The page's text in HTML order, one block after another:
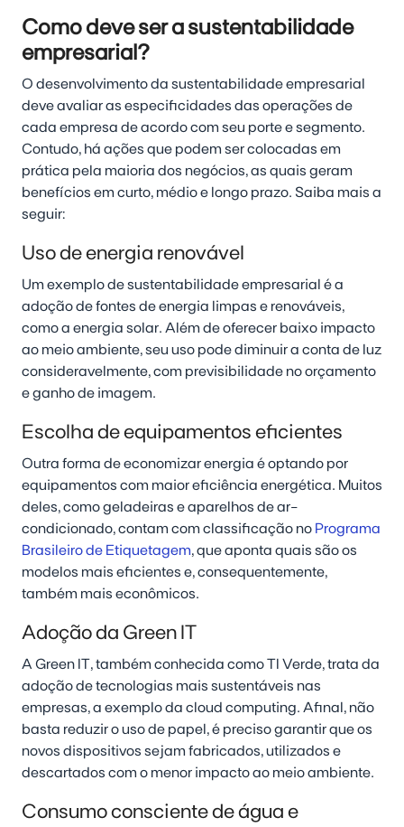
Como deve ser a sustentabilidade
empresarial?
O desenvolvimento da sustentabilidade empresarial
deve avaliar as especificidades das operações de
cada empresa de acordo com seu porte e segmento.
Contudo, há ações que podem ser colocadas em
prática pela maioria dos negócios, as quais geram
benefícios em curto, médio e longo prazo. Saiba mais a
seguir:
Uso de energia renovável
Um exemplo de sustentabilidade empresarial é a
adoção de fontes de energia limpas e renováveis,
como a energia solar. Além de oferecer baixo impacto
ao meio ambiente, seu uso pode diminuir a conta de luz
consideravelmente, com previsibilidade no orçamento
e ganho de imagem.
Escolha de equipamentos eficientes
Outra forma de economizar energia é optando por
equipamentos com maior eficiência energética. Muitos
deles, como geladeiras e aparelhos de ar-
condicionado, contam com classificação no Programa
Brasileiro de Etiquetagem, que aponta quais são os
modelos mais eficientes e, consequentemente,
também mais econômicos.
Adoção da Green IT
A Green IT, também conhecida como TI Verde, trata da
adoção de tecnologias mais sustentáveis nas
empresas, a exemplo da cloud computing. Afinal, não
basta reduzir o uso de papel, é preciso garantir que os
novos dispositivos sejam fabricados, utilizados e
descartados com o menor impacto ao meio ambiente.
Consumo consciente de água e